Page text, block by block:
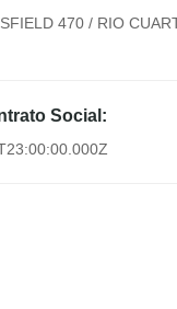
470 / RIO
Social: